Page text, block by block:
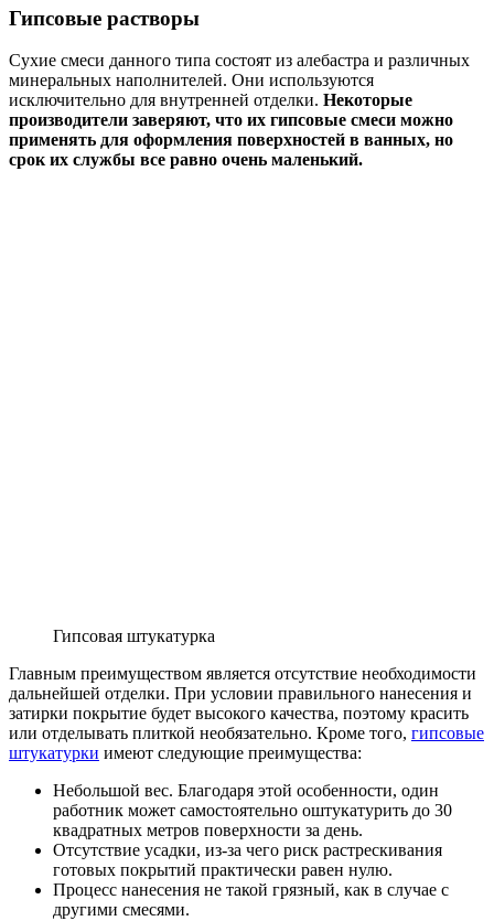
Гипсовые растворы
Сухие смеси данного типа состоят из алебастра и различных
минеральных наполнителей. Они используются
исключительно для внутренней отделки. Некоторые
производители заверяют, что их гипсовые смеси можно
применять для оформления поверхностей в ванных, но
срок их службы все равно очень маленький.
Гипсовая штукатурка
Главным преимуществом является отсутствие необходимости
дальнейшей отделки. При условии правильного нанесения и
затирки покрытие будет высокого качества, поэтому красить
или отделывать плиткой необязательно. Кроме того, гипсовые
штукатурки имеют следующие преимущества:
Небольшой вес. Благодаря этой особенности, один
работник может самостоятельно оштукатурить до 30
квадратных метров поверхности за день.
Отсутствие усадки, из-за чего риск растрескивания
готовых покрытий практически равен нулю.
Процесс нанесения не такой грязный, как в случае с
другими смесями.